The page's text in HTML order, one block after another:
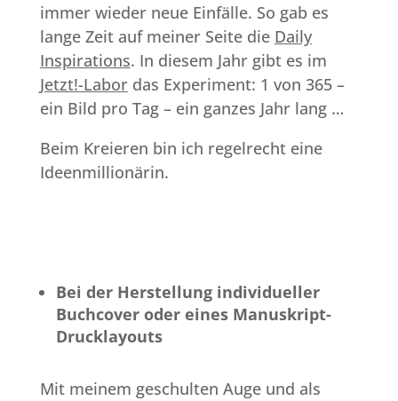
immer wieder neue Einfälle. So gab es
lange Zeit auf meiner Seite die Daily
Inspirations. In diesem Jahr gibt es im
Jetzt!-Labordas Experiment: 1 von 365 –
ein Bild pro Tag – ein ganzes Jahr lang …
Beim Kreieren bin ich regelrecht eine
Ideenmillionärin.
Bei der Herstellung individueller
Buchcover oder eines Manuskript-
Drucklayouts
Mit meinem geschulten Auge und als